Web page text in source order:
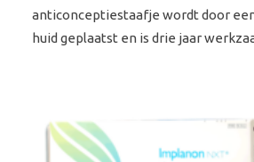
anticonceptiestaafje wordt door
huid geplaatst en is drie jaar